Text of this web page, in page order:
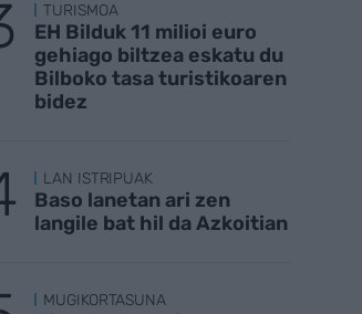
TURISMOA
EH Bilduk 11 milioi euro
gehiago biltzea eskatu du
Bilboko tasa turistikoaren
bidez
LAN ISTRIPUAK
Baso lanetan ari zen
langile bat hil da Azkoitian
MUGIKORTASUNA